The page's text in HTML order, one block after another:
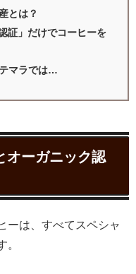
とは？
証」だけでコーヒーを
マラでは…
オーガニック認
ーは、すべてスペシャ
。